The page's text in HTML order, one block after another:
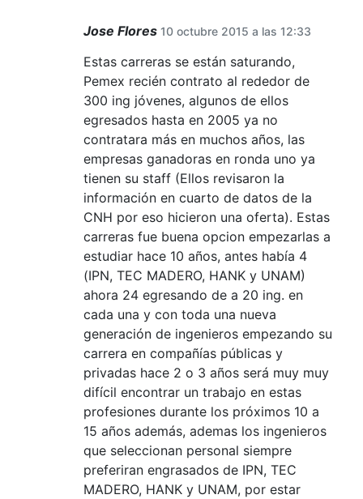
Jose Flores 10 octubre 2015 a las 12:33
Estas carreras se están saturando,
Pemex recién contrato al rededor de
300 ing jóvenes, algunos de ellos
egresados hasta en 2005 ya no
contratara más en muchos años, las
empresas ganadoras en ronda uno ya
tienen su staff (Ellos revisaron la
información en cuarto de datos de la
CNH por eso hicieron una oferta). Estas
carreras fue buena opcion empezarlas a
estudiar hace 10 años, antes había 4
(IPN, TEC MADERO, HANK y UNAM)
ahora 24 egresando de a 20 ing. en
cada una y con toda una nueva
generación de ingenieros empezando su
carrera en compañías públicas y
privadas hace 2 o 3 años será muy muy
difícil encontrar un trabajo en estas
profesiones durante los próximos 10 a
15 años además, ademas los ingenieros
que seleccionan personal siempre
preferiran engrasados de IPN, TEC
MADERO, HANK y UNAM, por estar